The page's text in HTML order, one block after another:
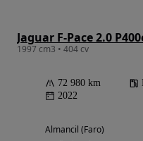
Jaguar F-Pace 2.0
1997 cm3 • 404 cv
72 980 km
2022
Almancil (Faro)